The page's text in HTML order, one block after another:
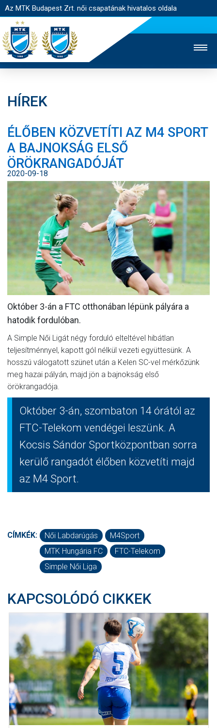
Az MTK Budapest Zrt. női csapatának hivatalos oldala
JEGYÉRTÉKESÍTÉS
WEBSHOP
STADION
EGYESÜLET
KAPCSOLAT
NYITÓLAP
HÍREK
CSAPAT
MÉRKŐZÉSEK
JELENTKEZÉS
KLUB
GALÉRIA
SZURKOLÓI ÉLMÉNYEK
HÍREK
ÉLŐBEN KÖZVETÍTI AZ M4 SPORT
A BAJNOKSÁG ELSŐ
ÖRÖKRANGADÓJÁT
2020-09-18
Október 3-án a FTC otthonában lépünk pályára a
hatodik fordulóban.
A Simple Női Ligát négy forduló elteltével hibátlan
teljesítménnyel, kapott gól nélkül vezeti együttesünk. A
hosszú válogatott szünet után a Kelen SC-vel mérkőzünk
meg hazai pályán, majd jön a bajnokság első
örökrangadója.
Október 3-án, szombaton 14 órától az
FTC-Telekom vendégei leszünk. A
Kocsis Sándor Sportközpontban sorra
kerülő rangadót élőben közvetíti majd
az M4 Sport.
CÍMKÉK: Női Labdarúgás
M4Sport
MTK Hungária FC
FTC-Telekom
Simple Női Liga
KAPCSOLÓDÓ CIKKEK